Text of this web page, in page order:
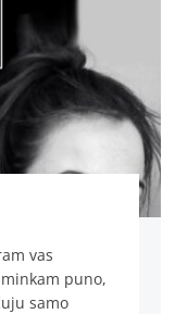
vas
puno,
samo